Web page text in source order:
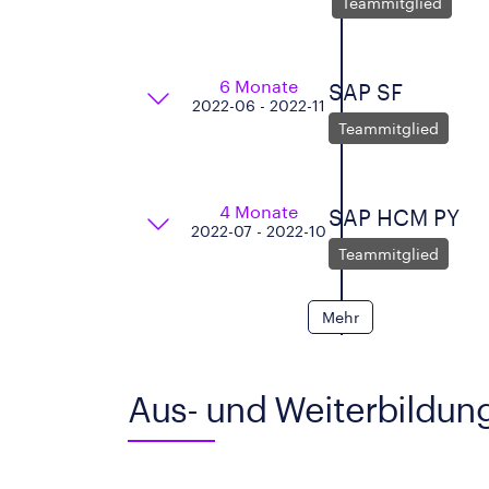
6 Monate
2022-06 - 2022-11
SAP SF
Teammitglied
4 Monate
2022-07 - 2022-10
SAP HCM PY
Teammitglied
Mehr
Aus- und